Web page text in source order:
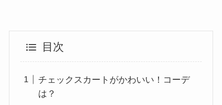
目次
チェックスカートがかわいい！コーデ
は？